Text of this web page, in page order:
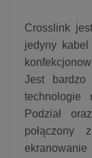
Crosslink
jedyny
Jest
technologie
Podział
połączony